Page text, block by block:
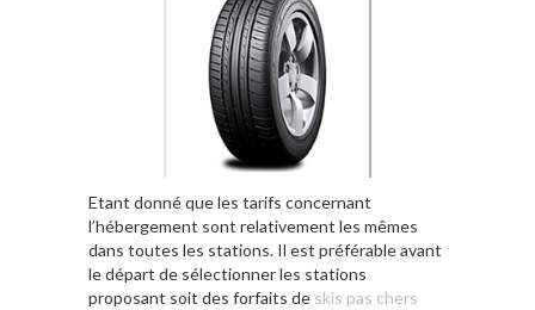
Etant donné que les tarifs concernant
l’hébergement sont relativement les mêmes
dans toutes les stations. Il est préférable avant
le départ de sélectionner les stations
proposant soit des forfaits de skis pas chers